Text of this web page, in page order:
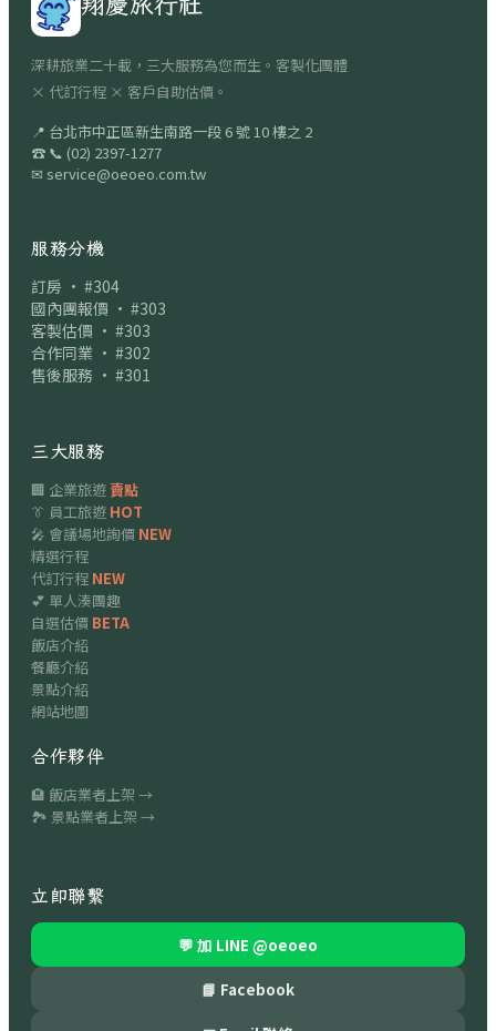
深耕旅業二十載，三大服務為您而生。客製化團體
× 代訂行程 × 客戶自助估價。
📍 台北市中正區新生南路一段 6 號 10 樓之 2
☎ 📞 (02) 2397-1277
✉ service@oeoeo.com.tw
服務分機
訂房 · #304
國內團報價 · #303
客製估價 · #303
合作同業 · #302
售後服務 · #301
三大服務
🏢 企業旅遊賣點
👔 員工旅遊 HOT
🎤 會議場地詢價 NEW
精選行程
代訂行程 NEW
💕 單人湊團趣
自選估價 BETA
飯店介紹
餐廳介紹
景點介紹
網站地圖
合作夥伴
🏨 飯店業者上架 →
🏞 景點業者上架 →
立即聯繫
💬 加 LINE @oeoeo
📘 Facebook